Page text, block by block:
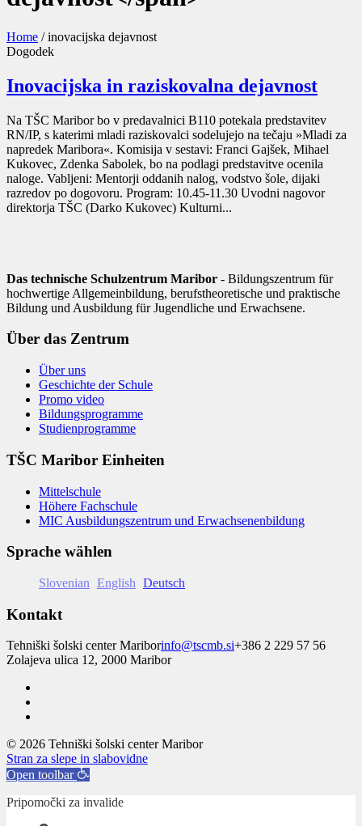
Home /inovacijska dejavnost
Dogodek
Inovacijska in raziskovalna dejavnost
Na TŠC Maribor bo v predavalnici B110 potekala predstavitev
RN/IP, s katerimi mladi raziskovalci sodelujejo na tečaju »Mladi za
napredek Maribora«. Komisija v sestavi: Franci Gajšek, Mihael
Kukovec, Zdenka Sabolek, bo na podlagi predstavitve ocenila
naloge. Vabljeni: Mentorji oddanih nalog, vodstvo šole, dijaki
razredov po dogovoru. Program: 10.45-11.30 Uvodni nagovor
direktorja TŠC (Darko Kukovec) Kulturni...
Das technische Schulzentrum Maribor - Bildungszentrum für
hochwertige Allgemeinbildung, berufstheoretische und praktische
Bildung und Ausbildung für Jugendliche und Erwachsene.
Über das Zentrum
Über uns
Geschichte der Schule
Promo video
Bildungsprogramme
Studienprogramme
TŠC Maribor Einheiten
Mittelschule
Höhere Fachschule
MIC Ausbildungszentrum und Erwachsenenbildung
Sprache wählen
Slovenian English Deutsch
Kontakt
Tehniški šolski center Mariborinfo@tscmb.si+386 2 229 57 56
Zolajeva ulica 12, 2000 Maribor
© 2026 Tehniški šolski center Maribor
Stran za slepe in slabovidne
Open toolbar
Pripomočki za invalide